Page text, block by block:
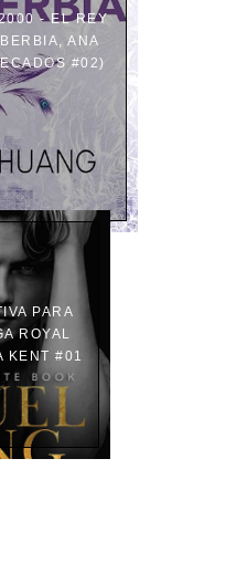
- EL REY
ANA
#02)
PARA
ROYAL
KENT #01